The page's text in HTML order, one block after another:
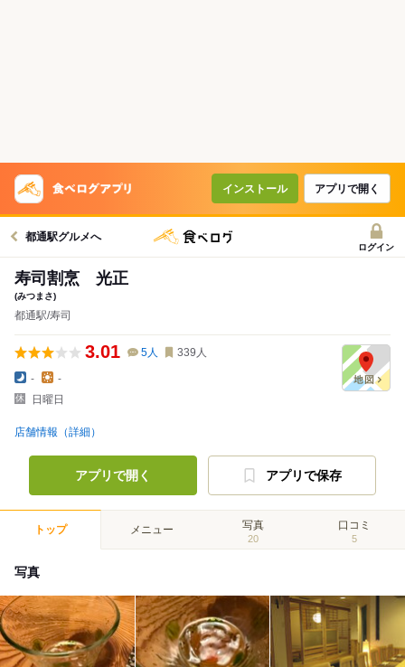
インストール アプリで開く
都通駅グルメへ
ログイン
寿司割烹 光正
(みつまさ)
都通駅/寿司
3.01 5人 339 人
-
-
日曜日
店舗情報（詳細）
アプリで開く アプリで保存
トップ メニュー 写真
20
口コミ
5
写真